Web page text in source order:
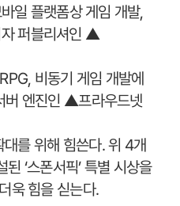
일 플랫폼상 게임 개발,
자 퍼블리셔인 ▲
비동기 게임 개발에
버 엔진인 ▲프라우드넷
를 위해 힘쓴다. 위 4개
‘스폰서픽’ 특별 시상을
욱 힘을 싣는다.